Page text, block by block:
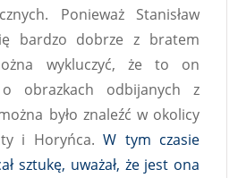
Ponieważ Stanisław
bardzo dobrze z bratem
wykluczyć, że to on
obrazkach odbijanych z
było znaleźć w okolicy
i Horyńca. W tym czasie
sztukę, uważał, że jest ona